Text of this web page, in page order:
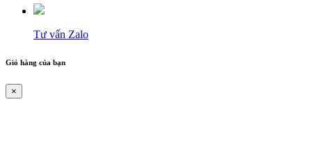
Tư vấn Zalo
Giỏ hàng của bạn
×